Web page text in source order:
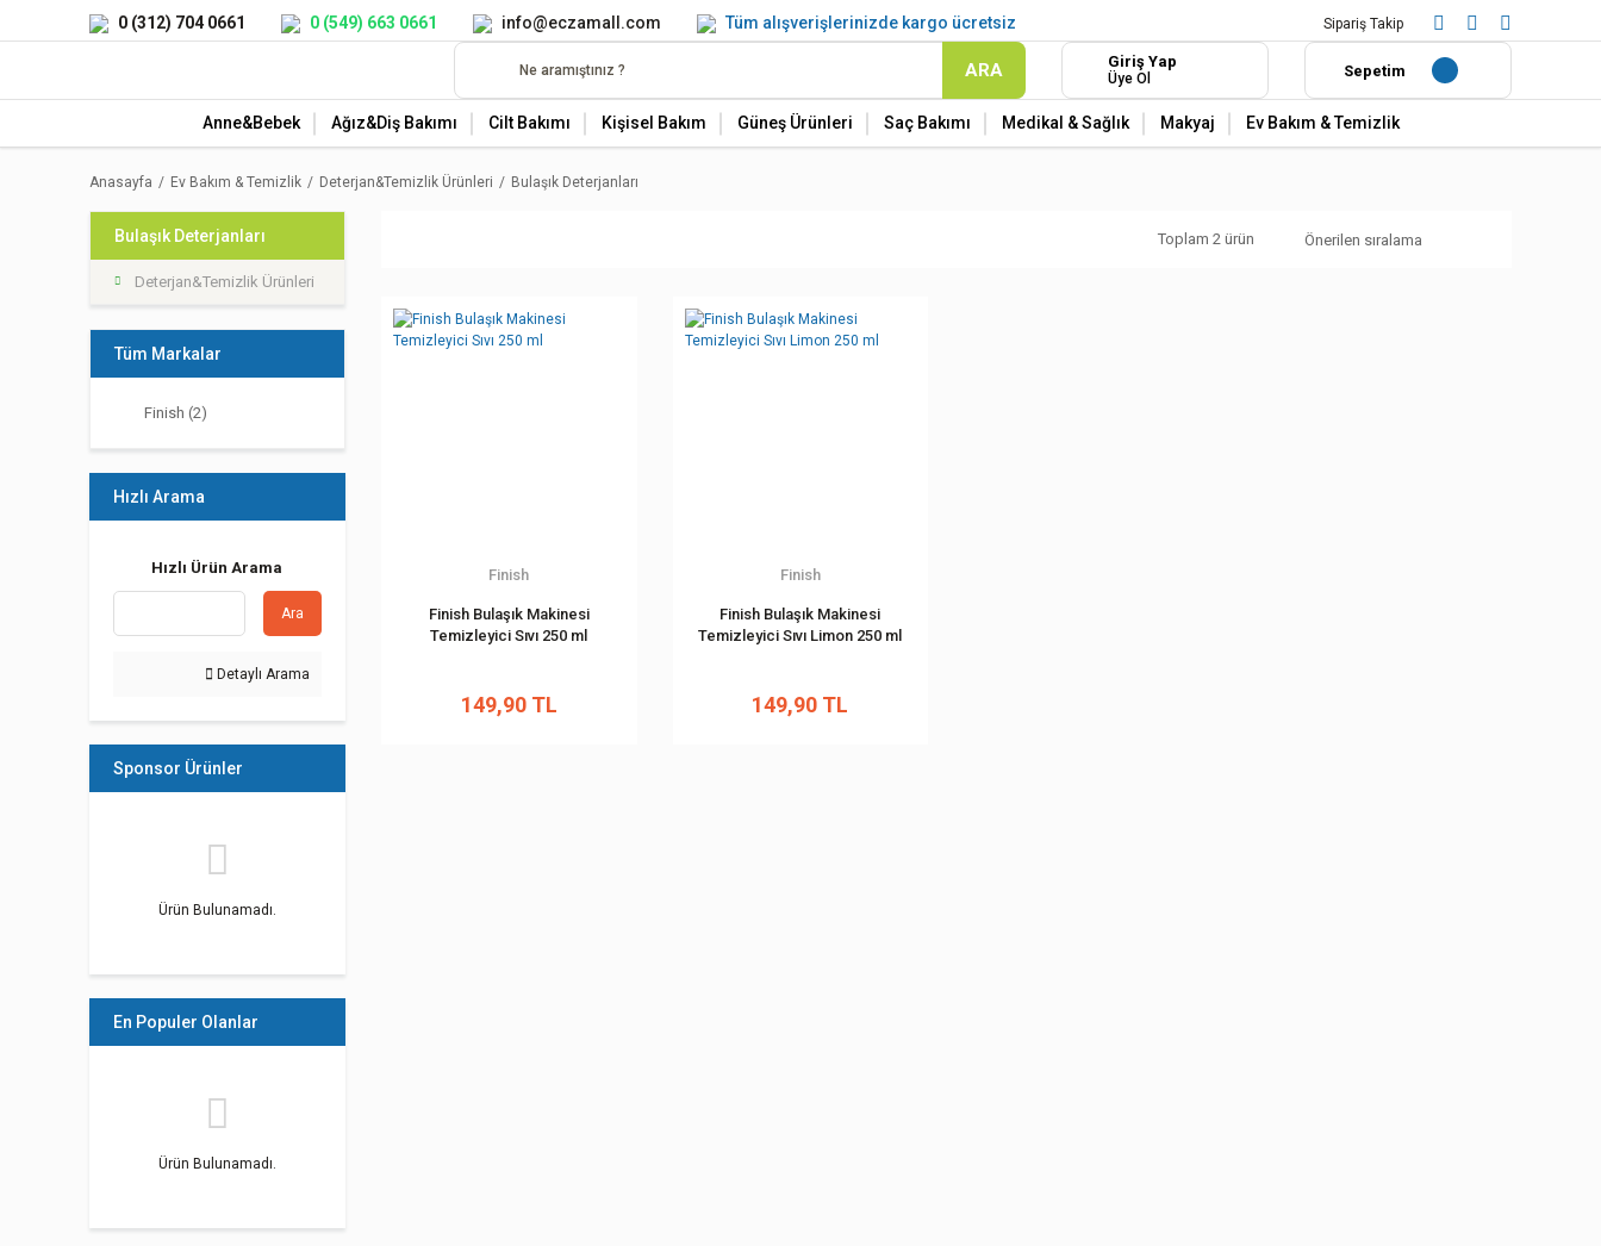
0 (312) 704 0661 0 (549) 663 0661 info@eczamall.com Tüm alışverişlerinizde kargo ücretsiz Sipariş Takip
ARA Giriş Yap
Üye Ol Sepetim
Anne&Bebek Ağız&Diş Bakımı Cilt Bakımı Kişisel Bakım Güneş Ürünleri Saç Bakımı Medikal & Sağlık Makyaj Ev Bakım & Temizlik
Anasayfa Ev Bakım & Temizlik Deterjan&Temizlik Ürünleri Bulaşık Deterjanları
Bulaşık Deterjanları
Deterjan&Temizlik Ürünleri
Tüm Markalar
Finish (2)
Hızlı Arama
Hızlı Ürün Arama
Ara
Detaylı Arama
Sponsor Ürünler
Ürün Bulunamadı.
En Populer Olanlar
Ürün Bulunamadı.
Toplam 2 ürün
Finish
Finish Bulaşık Makinesi
Temizleyici Sıvı 250 ml
149,90 TL
Finish
Finish Bulaşık Makinesi
Temizleyici Sıvı Limon 250 ml
149,90 TL